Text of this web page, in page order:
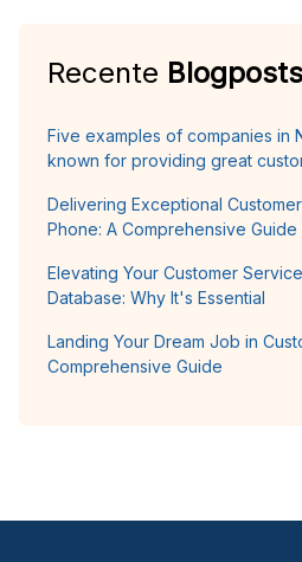
Recente Blogposts
Five examples of companies in
known for providing great
Delivering Exceptional
Phone: A Comprehensive Guide
Elevating Your Customer
Database: Why It's Essential
Landing Your Dream Job in
Comprehensive Guide